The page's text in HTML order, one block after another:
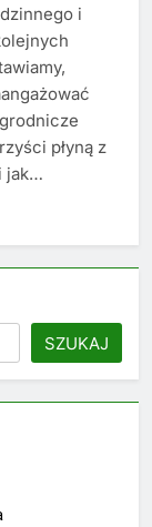
i
płyną z
jak…
SZUKAJ